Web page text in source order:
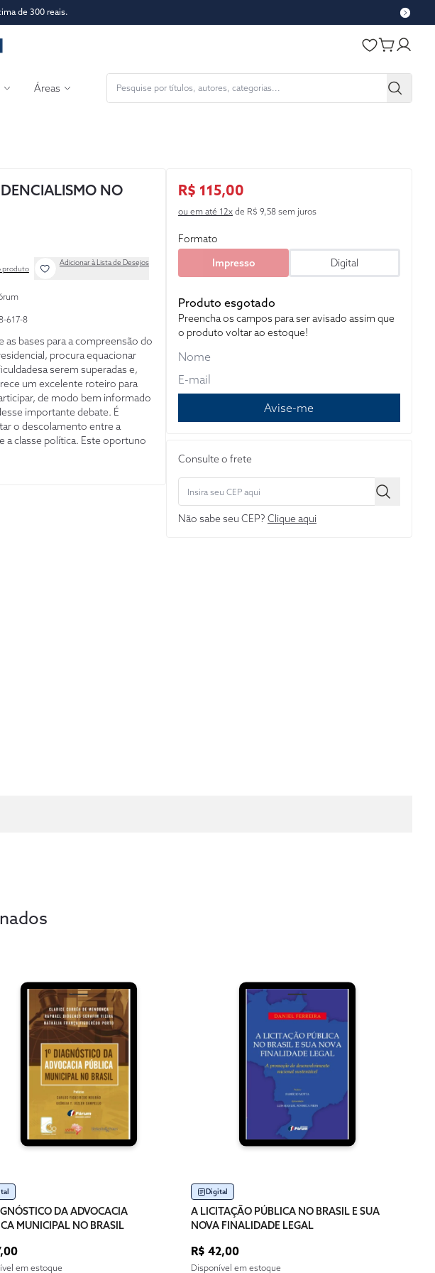
de 300 reais.
Áreas
NO
produto
Adicionar à Lista de Desejos
617-8
as bases para a compreensão do
procura equacionar
serem superadas e,
um excelente roteiro para
de modo bem informado
importante debate. É
o descolamento entre a
a classe política. Este oportuno
das instituições
R$ 115,00
ou em até 12xde R$ 9,58 sem juros
Formato
Impresso
Digital
Produto esgotado
Preencha os campos para ser avisado assim que
o produto voltar ao estoque!
Avise-me
Consulte o frete
Não sabe seu CEP? Clique aqui
DA ADVOCACIA
MUNICIPAL NO BRASIL
em estoque
Digital
A LICITAÇÃO PÚBLICA NO BRASIL E SUA
NOVA FINALIDADE LEGAL
R$ 42,00
Disponível em estoque